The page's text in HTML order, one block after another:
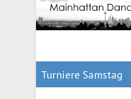
Turniere Samstag